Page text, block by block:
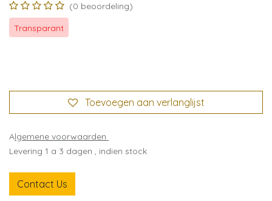
(0 beoordeling)
Transparant
Toevoegen aan verlanglijst
Algemene voorwaarden
Levering 1 a 3 dagen , indien stock
Contact Us